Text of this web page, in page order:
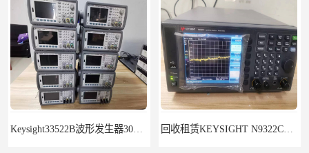
Keysight33522B波形发生器30MHz2通道带ARB 回收租赁KEYSIGHT N9322C基础频谱分析N9320B